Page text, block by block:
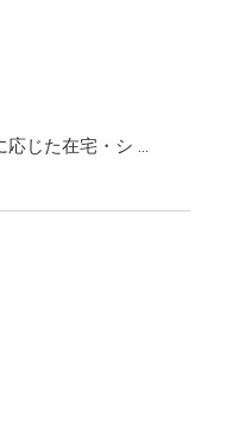
応じた在宅・シ …